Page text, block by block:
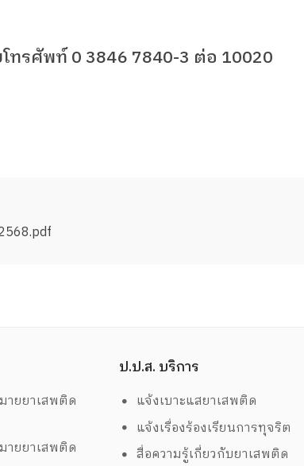
ทรศัพท์0 3846 7840-3 ต่อ 10020
ายยาเสพติด
ายยาเสพติด
ป.ป.ส. บริการ
แจ้งเบาะแสยาเสพติด
แจ้งเรื่องร้องเรียนการทุจริต
สื่อความรู้เกี่ยวกับยาเสพติด